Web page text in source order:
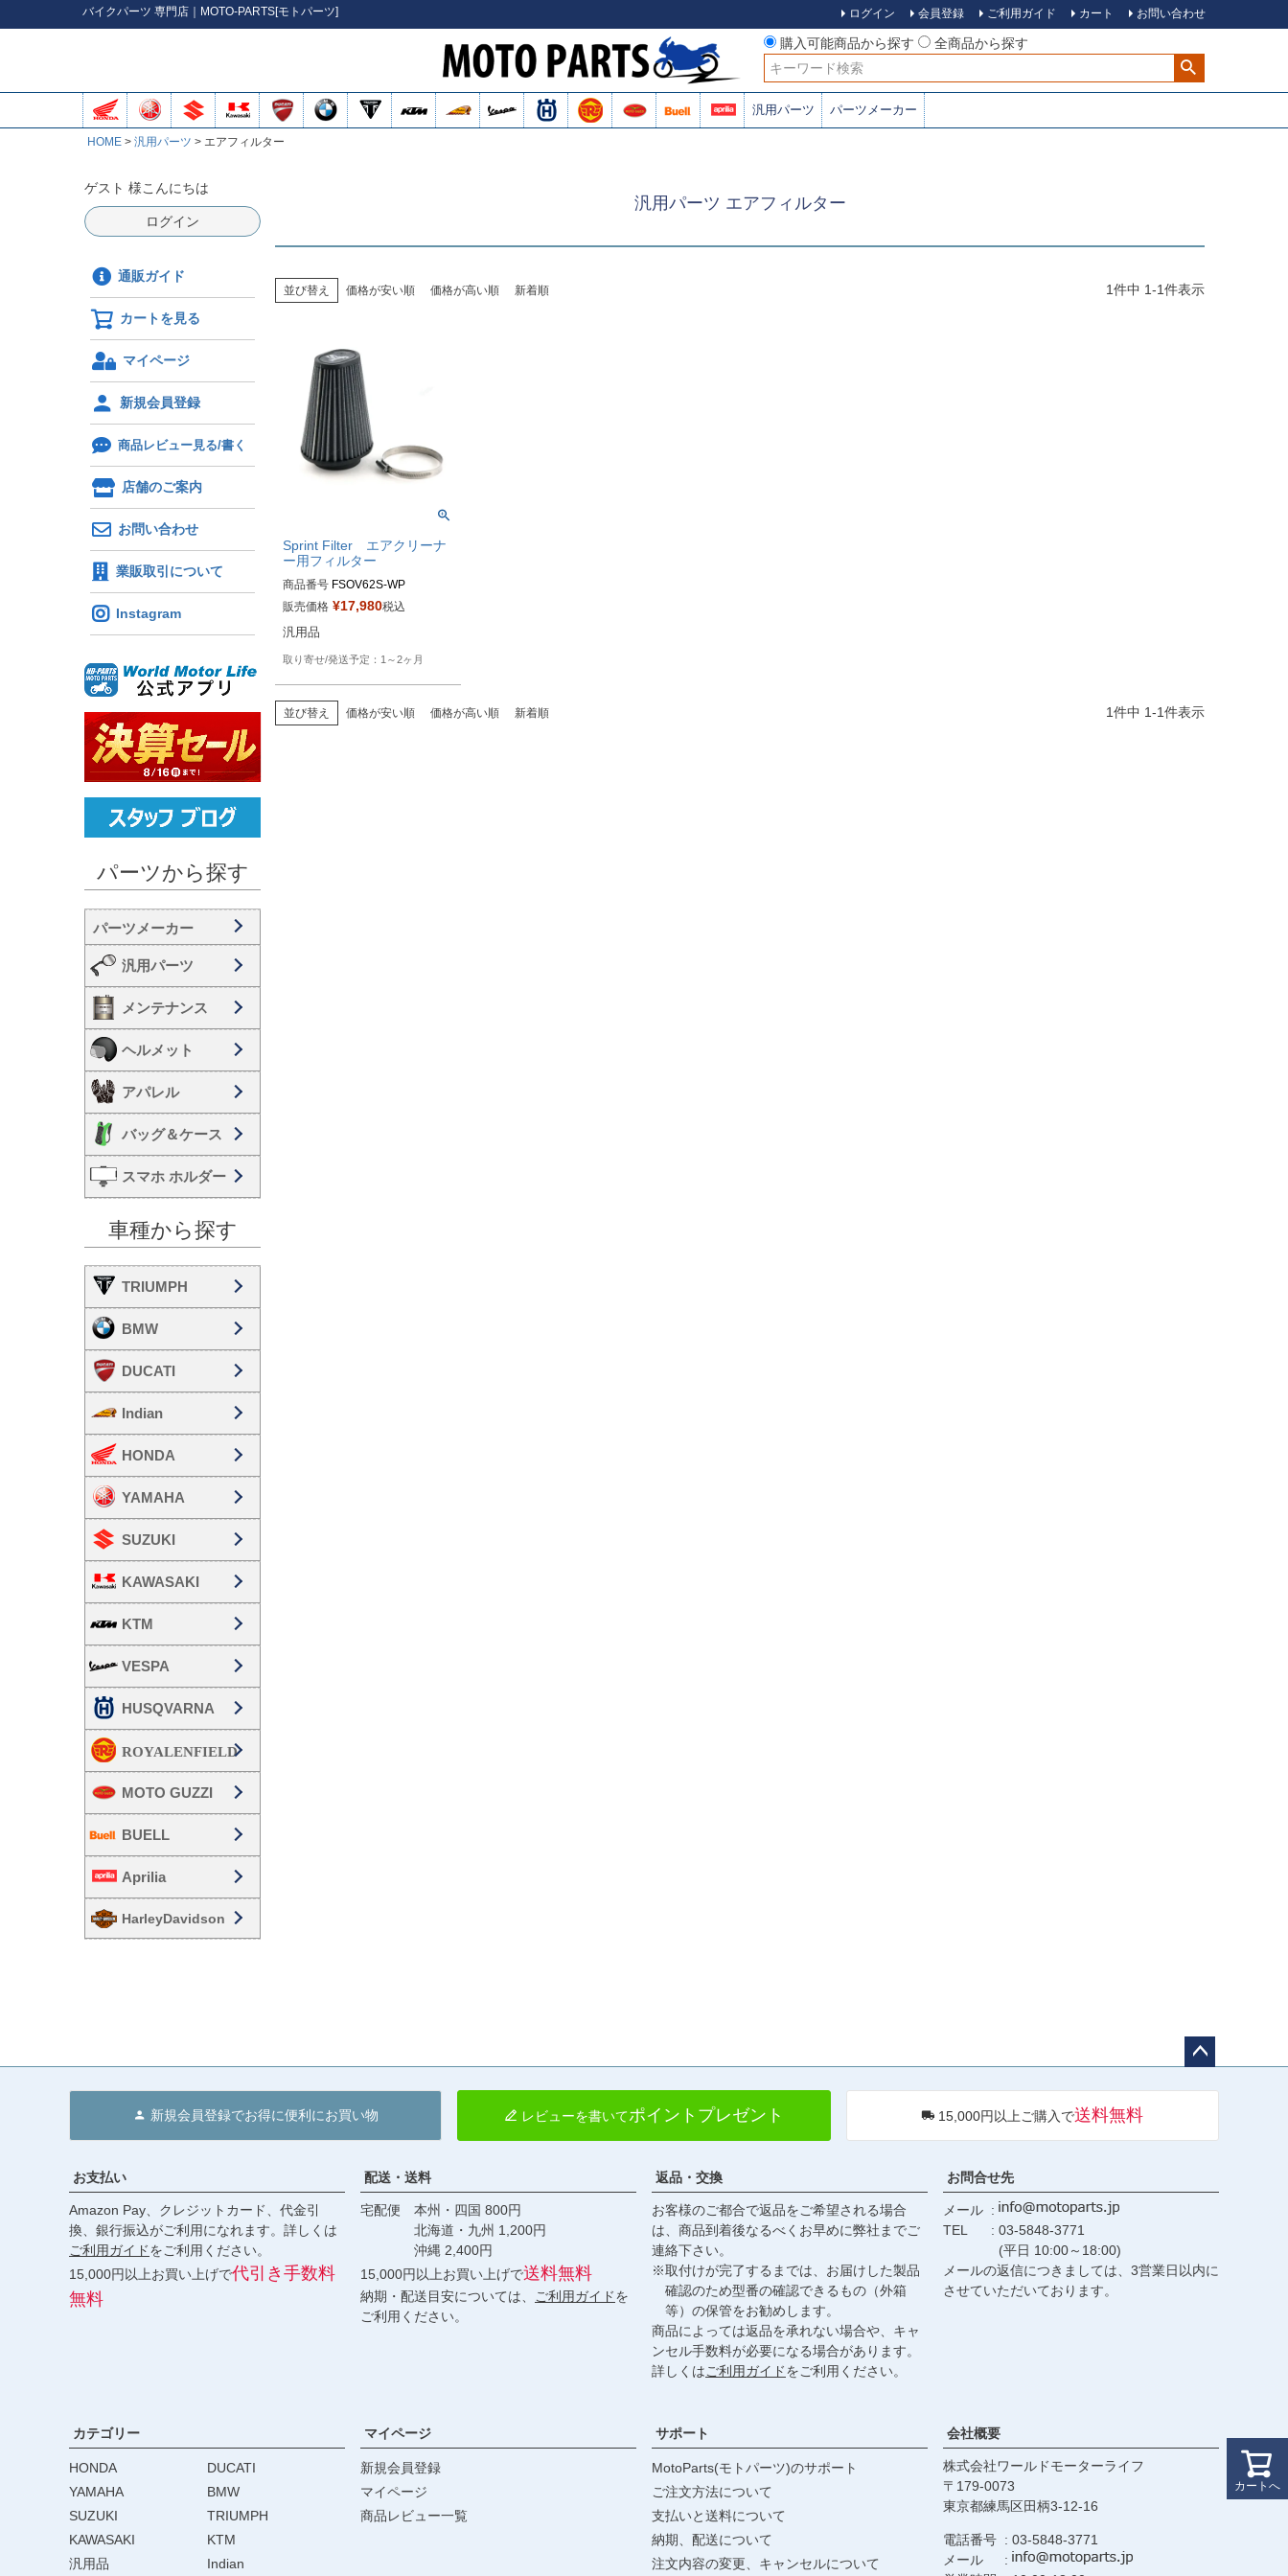
バイクパーツ 専門店｜MOTO-PARTS[モトパーツ] ログイン 会員登録 ご利用ガイド カート お問い合わせ
購入可能商品から探す
全商品から探す
検索
汎用パーツ パーツメーカー
HOME 汎用パーツ エアフィルター
ゲスト 様こんにちは
ログイン
通販ガイド
カートを見る
マイページ
新規会員登録
商品レビュー見る/書く
店舗のご案内
お問い合わせ
業販取引について
Instagram
パーツから探す
汎用パーツ
メンテナンス
ヘルメット
アパレル
バッグ＆ケース
スマホ ホルダー
車種から探す
TRIUMPH
BMW
DUCATI
Indian
HONDA
YAMAHA
SUZUKI
KAWASAKI
KTM
VESPA
HUSQVARNA
MOTO GUZZI
BUELL
Aprilia
HarleyDavidson
汎用パーツ エアフィルター
並び替え 価格が安い順 価格が高い順 新着順 1件中 1-1件表示
Sprint Filter エアクリーナ
ー用フィルター
商品番号 FSOV62S-WP
販売価格 ¥17,980税込
汎用品
1～2ヶ月
並び替え 価格が安い順 価格が高い順 新着順 1件中 1-1件表示
カートへ
へ
新規会員登録でお得に便利にお買い物 レビューを書いてポイントプレゼント 15,000円以上ご購入で送料無料
お支払い
Amazon Pay、クレジットカード、代金引
換、銀行振込がご利用になれます。詳しくは
ご利用ガイドをご利用ください。
15,000円以上お買い上げで代引き手数料
無料
配送・送料
宅配便 本州・四国 800円
北海道・九州 1,200円
沖縄 2,400円
15,000円以上お買い上げで送料無料
納期・配送目安については、 ご利用ガイドを
ご利用ください。
返品・交換
お客様のご都合で返品をご希望される場合
は、商品到着後なるべくお早めに弊社までご
連絡下さい。
※取付けが完了するまでは、お届けした製品
確認のため型番の確認できるもの（外箱
等）の保管をお勧めします。
商品によっては返品を承れない場合や、キャ
ンセル手数料が必要になる場合があります。
詳しくはご利用ガイドをご利用ください。
お問合せ先
メール
TEL
03-5848-3771
(平日 10:00～18:00)
メールの返信につきましては、3営業日以内に
させていただいております。
カテゴリー
HONDA
YAMAHA
SUZUKI
KAWASAKI
汎用品
DUCATI
BMW
TRIUMPH
KTM
Indian
マイページ
新規会員登録
マイページ
商品レビュー一覧
サポート
MotoParts(モトパーツ)のサポート
ご注文方法について
支払いと送料について
納期、配送について
注文内容の変更、キャンセルについて
会社概要
株式会社ワールドモーターライフ
179-0073
東京都練馬区田柄3-12-16
電話番号
03-5848-3771
メール